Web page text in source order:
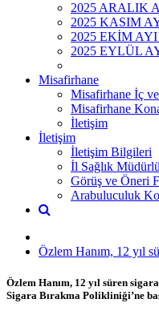
2025 ARALIK
2025 KASIM
2025 EKİM
2025 EYLÜL
Misafirhane
Misafirhane İç
Misafirhane
İletişim
İletişim
İletişim Bilgileri
İl Sağlık
Görüş ve Öneri
Arabuluculuk
Özlem Hanım, 12 yıl
Özlem Hanım, 12 yıl süren
Sigara Bırakma Polikliniği’ne